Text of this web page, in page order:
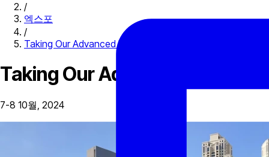
/
엑스포
/
Taking Our Advanced Brokerage Solutions to The Forex
Taking Our Advanced
7-8 10월, 2024